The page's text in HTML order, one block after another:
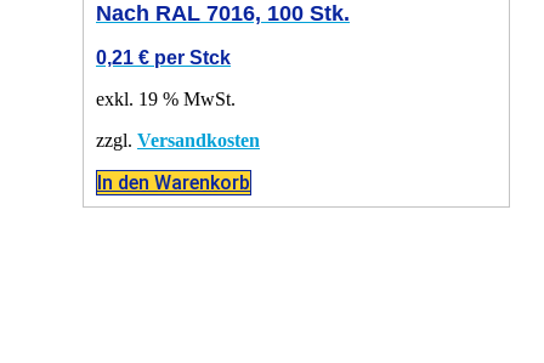
Nach RAL 7016, 100 Stk.
0,21 € per Stck
exkl. 19 % MwSt.
zzgl. Versandkosten
In den Warenkorb